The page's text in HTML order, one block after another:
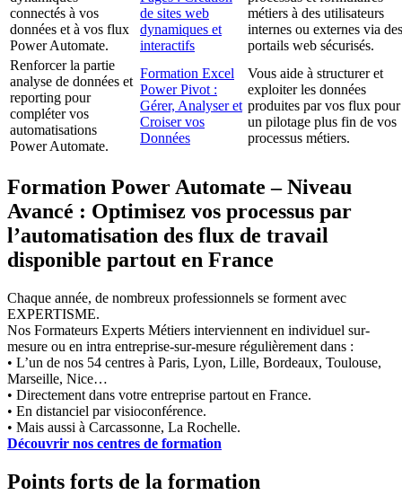
connectés à vos
données et à vos flux
Power Automate.
de sites web
dynamiques et
interactifs
métiers à des utilisateurs
internes ou externes via des
portails web sécurisés.
Renforcer la partie
analyse de données et
reporting pour
compléter vos
automatisations
Power Automate.
Formation Excel
Power Pivot :
Gérer, Analyser et
Croiser vos
Données
Vous aide à structurer et
exploiter les données
produites par vos flux pour
un pilotage plus fin de vos
processus métiers.
Formation Power Automate – Niveau
Avancé : Optimisez vos processus par
l’automatisation des flux de travail
disponible partout en France
Chaque année, de nombreux professionnels se forment avec
EXPERTISME.
Nos Formateurs Experts Métiers interviennent en individuel sur-
mesure ou en intra entreprise-sur-mesure régulièrement dans :
• L’un de nos 54 centres à Paris, Lyon, Lille, Bordeaux, Toulouse,
Marseille, Nice…
• Directement dans votre entreprise partout en France.
• En distanciel par visioconférence.
• Mais aussi à Carcassonne, La Rochelle.
Découvrir nos centres de formation
Points forts de la formation